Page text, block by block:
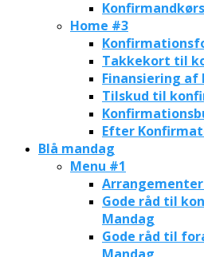
Home #3
Takkekort til
Finansiering
Tilskud til
Efter
Blå mandag
Menu #1
Arrangementer
Gode råd til
Mandag
Gode råd til